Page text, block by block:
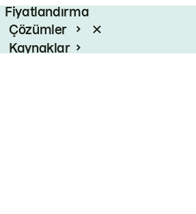
Fiyatlandırma
Çözümler
Kaynaklar